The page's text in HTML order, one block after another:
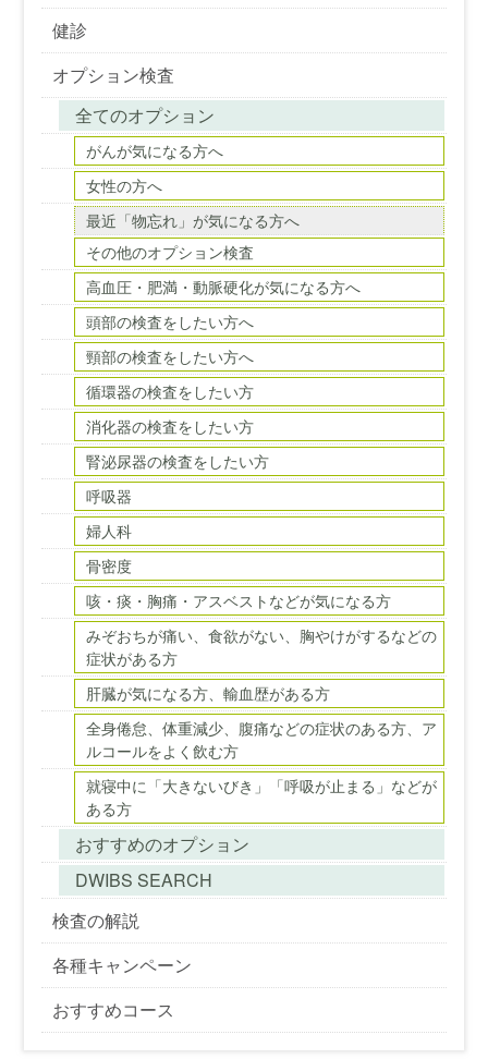
健診
オプション検査
全てのオプション
がんが気になる方へ
女性の方へ
最近「物忘れ」が気になる方へ
その他のオプション検査
高血圧・肥満・動脈硬化が気になる方へ
頭部の検査をしたい方へ
頸部の検査をしたい方へ
循環器の検査をしたい方
消化器の検査をしたい方
腎泌尿器の検査をしたい方
呼吸器
婦人科
骨密度
咳・痰・胸痛・アスベストなどが気になる方
みぞおちが痛い、食欲がない、胸やけがするなどの
症状がある方
肝臓が気になる方、輸血歴がある方
全身倦怠、体重減少、腹痛などの症状のある方、ア
ルコールをよく飲む方
就寝中に「大きないびき」「呼吸が止まる」などが
ある方
おすすめのオプション
DWIBS SEARCH
検査の解説
各種キャンペーン
おすすめコース